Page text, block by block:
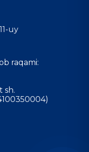
uy
raqami:
sh.